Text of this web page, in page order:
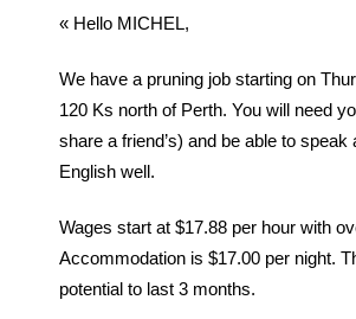
« Hello MICHEL,
We have a pruning job starting on
120 Ks north of Perth. You will need
share a friend’s) and be able to speak
English well.
Wages start at $17.88 per hour with
Accommodation is $17.00 per night.
potential to last 3 months.